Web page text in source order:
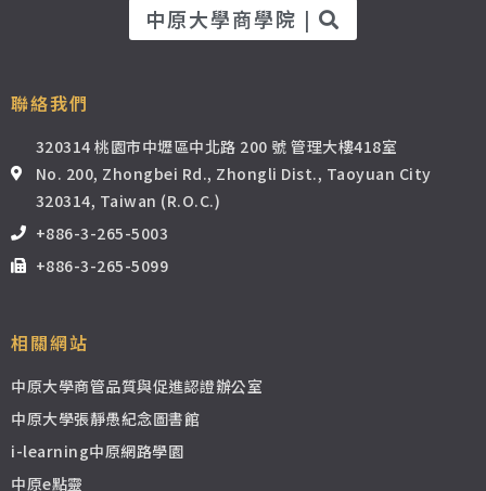
中原大學商學院 |
聯絡我們
320314 桃園市中壢區中北路 200 號 管理大樓418室
No. 200, Zhongbei Rd., Zhongli Dist., Taoyuan City
320314, Taiwan (R.O.C.)
+886-3-265-5003
+886-3-265-5099
相關網站
中原大學商管品質與促進認證辦公室
中原大學張靜愚紀念圖書館
i-learning中原網路學園
中原e點靈